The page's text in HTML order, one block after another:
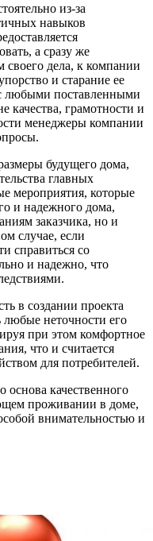
из-за
навыков
а сразу же
своего дела, к компании
и старание ее
с любыми поставленными
качества, грамотности и
менеджеры компании
будущего дома,
главных
мероприятия, которые
и надежного дома,
заказчика, но и
случае, если
справиться со
и надежно, что
в создании проекта
любые неточности его
при этом комфортное
что и считается
для потребителей.
основа качественного
проживании в доме,
внимательностью и